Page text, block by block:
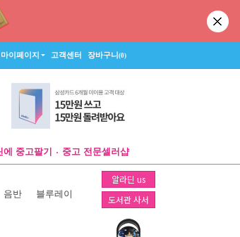
마이페이지 고객센터 장바구니(0)
에 중고팔기 중고 전문셀러샵
알라딘 us
도서관 사서
음반 블루레이